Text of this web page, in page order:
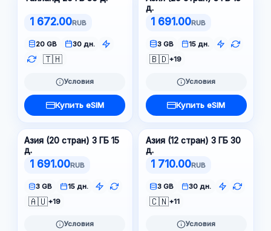
1 672.00RUB
20 GB 30 дн.
🇹🇭
Условия
Купить eSIM
д.
1 691.00RUB
3 GB 15 дн.
🇧🇩+19
Условия
Купить eSIM
Азия (20 стран) 3 ГБ 15
д.
1 691.00RUB
3 GB 15 дн.
🇦🇺+19
Условия
Азия (12 стран) 3 ГБ 30
д.
1 710.00RUB
3 GB 30 дн.
🇨🇳+11
Условия